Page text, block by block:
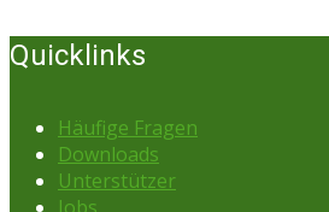
Quicklinks
Häufige Fragen
Downloads
Unterstützer